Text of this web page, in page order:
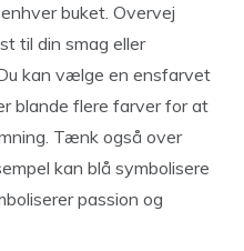
buket. Overvej
til din smag eller
kan vælge en ensfarvet
blande flere farver for at
Tænk også over
kan blå symbolisere
passion og